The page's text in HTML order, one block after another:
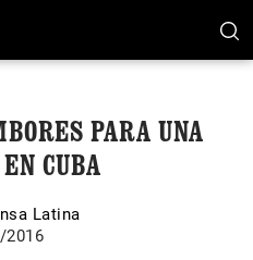
PARA UNA
CUBA
Latina
2016